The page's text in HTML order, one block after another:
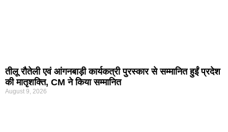
तीलू रौतेली एवं आंगनबाड़ी कार्यकत्री पुरस्कार से सम्मानित हुईं प्रदेश
की मातृशक्ति, CM ने किया सम्मानित
August 9, 2026